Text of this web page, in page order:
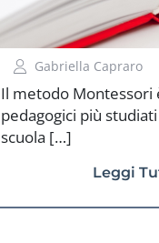
Gabriella Capraro
Il metodo Montessori
pedagogici più
scuola […]
Leggi